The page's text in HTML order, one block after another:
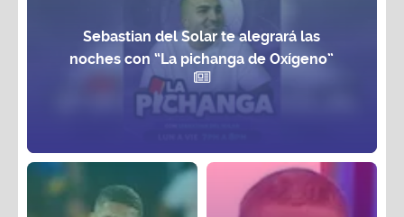
Sebastian del Solar te alegrará las
noches con “La pichanga de Oxígeno”